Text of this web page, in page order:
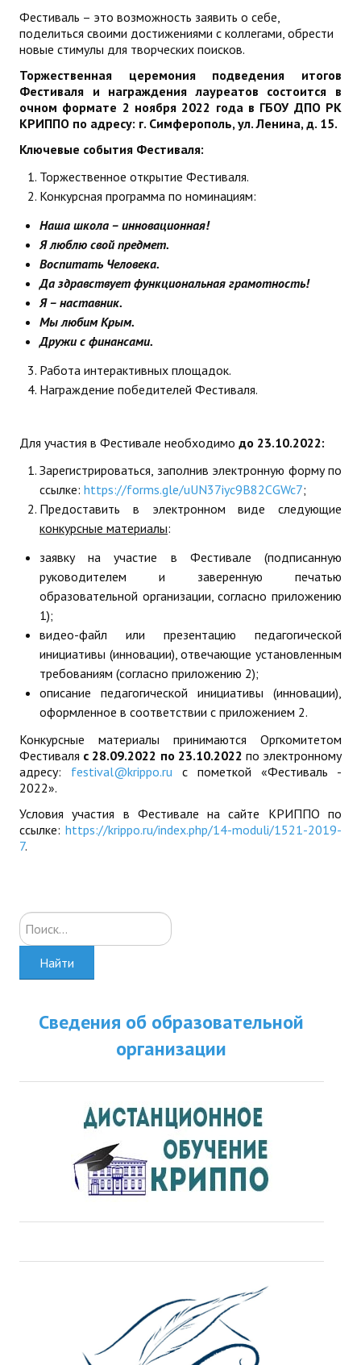
КОНТАКТЫ
Фестиваль – это возможность заявить о себе,
поделиться своими достижениями с коллегами, обрести
новые стимулы для творческих поисков.
Торжественная церемония подведения итогов
Фестиваля и награждения лауреатов состоится в
очном формате 2 ноября 2022 года в ГБОУ ДПО РК
КРИППО по адресу: г. Симферополь, ул. Ленина, д. 15.
Ключевые события Фестиваля:
Торжественное открытие Фестиваля.
Конкурсная программа по номинациям:
Наша школа – инновационная!
Я люблю свой предмет.
Воспитать Человека.
Да здравствует функциональная грамотность!
Я – наставник.
Мы любим Крым.
Дружи с финансами.
Работа интерактивных площадок.
Награждение победителей Фестиваля.
Для участия в Фестивале необходимо до 23.10.2022:
Зарегистрироваться, заполнив электронную форму по
ссылке: https://forms.gle/uUN37iyc9B82CGWc7;
Предоставить в электронном виде следующие
конкурсные материалы:
заявку на участие в Фестивале (подписанную
руководителем и заверенную печатью
образовательной организации, согласно приложению
1);
видео-файл или презентацию педагогической
инициативы (инновации), отвечающие установленным
требованиям (согласно приложению 2);
описание педагогической инициативы (инновации),
оформленное в соответствии с приложением 2.
Конкурсные материалы принимаются Оргкомитетом
Фестиваля с 28.09.2022 по 23.10.2022 по электронному
адресу: festival@krippo.ru с пометкой «Фестиваль -
2022».
Условия участия в Фестивале на сайте КРИППО по
ссылке: https://krippo.ru/index.php/14-moduli/1521-2019-
7.
Искать...
Найти
Сведения об образовательной
организации